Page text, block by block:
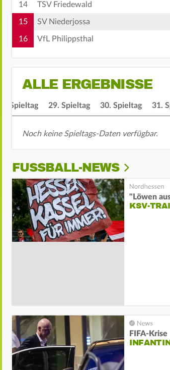
14 TSV Friedewald
15 SV Niederjossa
16 VfL Philippsthal
ALLE ERGEBNISSE
28. Spieltag 29. Spieltag 30. Spieltag 31.
Noch keine Spieltags-Daten verfügbar.
FUSSBALL-NEWS
"Löwen
KSV-
FIFA-Krise